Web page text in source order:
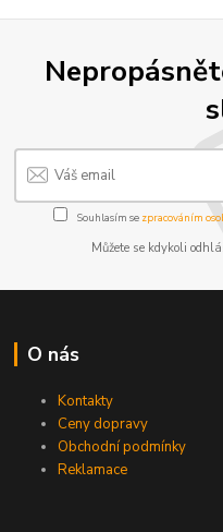
Souhlasím se zpracováním
Můžete se kdykoli
O nás
Kontakty
Ceny dopravy
Obchodní podmínky
Reklamace